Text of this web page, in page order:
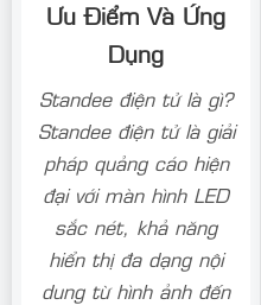
Ưu Điểm Và Ứng
Dụng
Standee điện tử là gì?
Standee điện tử là giải
pháp quảng cáo hiện
đại với màn hình LED
sắc nét, khả năng
hiển thị đa dạng nội
dung từ hình ảnh đến